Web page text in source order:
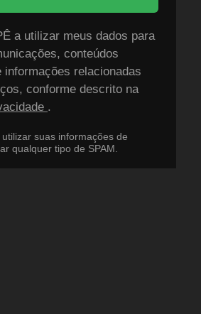
a utilizar meus dados para
conteúdos
informações relacionadas
conforme descrito na
.
suas informações de
qualquer tipo de SPAM.